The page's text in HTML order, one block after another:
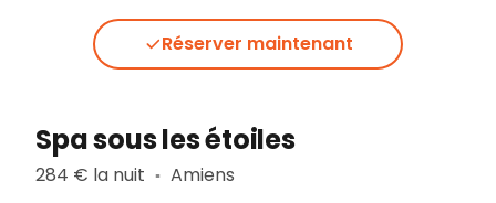
Réserver maintenant
Spa sous les étoiles
284 € la nuit ▪︎ Amiens